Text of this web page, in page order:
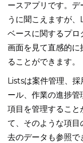
ースアプリです。
うに聞こえますが
ベースに関するプロ
画面を見て直感的に
ることができます。
Listsは案件管理、
ール、作業の進捗
項目を管理すること
て、そのような項目
去のデータも参照で